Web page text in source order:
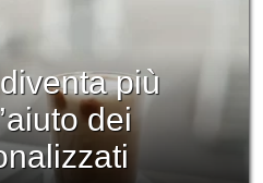
più
dei